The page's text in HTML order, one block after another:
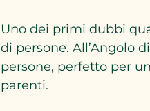
Uno dei primi dubbi
di persone. All’Angolo
persone, perfetto per
parenti.